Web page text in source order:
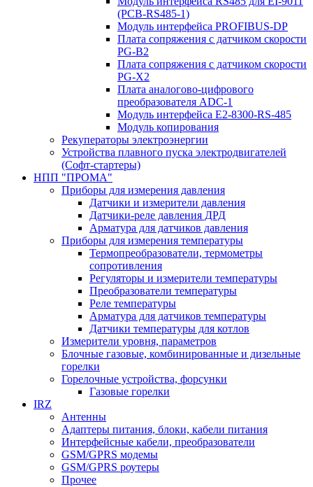
(PCB-RS485-1)
Модуль интерфейса PROFIBUS-DP
Плата сопряжения с датчиком скорости
PG-B2
Плата сопряжения с датчиком скорости
PG-X2
Плата аналогово-цифрового
преобразователя ADC-1
Модуль интерфейса Е2-8300-RS-485
Модуль копирования
Рекуператоры электроэнергии
Устройства плавного пуска электродвигателей
(Софт-стартеры)
НПП "ПРОМА"
Приборы для измерения давления
Датчики и измерители давления
Датчики-реле давления ДРД
Арматура для датчиков давления
Приборы для измерения температуры
Термопреобразователи, термометры
сопротивления
Регуляторы и измерители температуры
Преобразователи температуры
Реле температуры
Арматура для датчиков температуры
Датчики температуры для котлов
Измерители уровня, параметров
Блочные газовые, комбинированные и дизельные
горелки
Горелочные устройства, форсунки
Газовые горелки
IRZ
Антенны
Адаптеры питания, блоки, кабели питания
Интерфейсные кабели, преобразователи
GSM/GPRS модемы
GSM/GPRS роутеры
Прочее